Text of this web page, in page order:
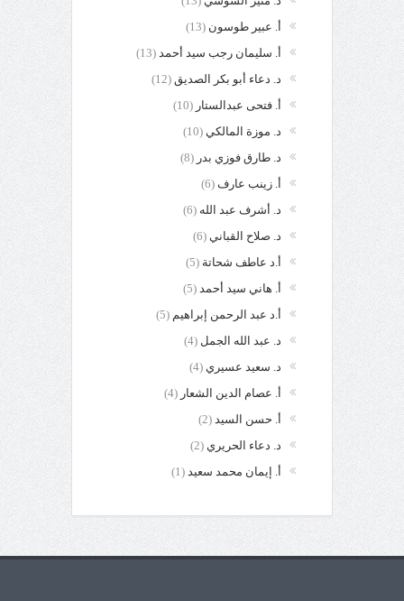
أ. عبير طوسون (13)
أ. سليمان رجب سيد أحمد (13)
د. دعاء أبو بكر الصديق (12)
أ. فتحى عبدالستار (10)
د. موزة المالكي (10)
د. طارق فوزي بدر (8)
أ. زينب عارف (6)
د. أشرف عبد الله (6)
د. صلاح القباني (6)
أ.د عاطف شحاتة (5)
أ. هاني سيد أحمد (5)
أ.د عبد الرحمن إبراهيم (5)
د. عبد الله الجمل (4)
د. سعيد عسيري (4)
أ. عصام الدين الشعار (4)
أ. حسن السيد (2)
د. دعاء الحريري (2)
أ. إيمان محمد سعيد (1)